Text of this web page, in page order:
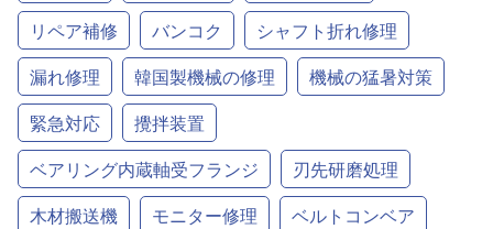
リペア補修
バンコク
シャフト折れ修理
漏れ修理
韓国製機械の修理
機械の猛暑対策
緊急対応
攪拌装置
ベアリング内蔵軸受フランジ
刃先研磨処理
木材搬送機
モニター修理
ベルトコンベア